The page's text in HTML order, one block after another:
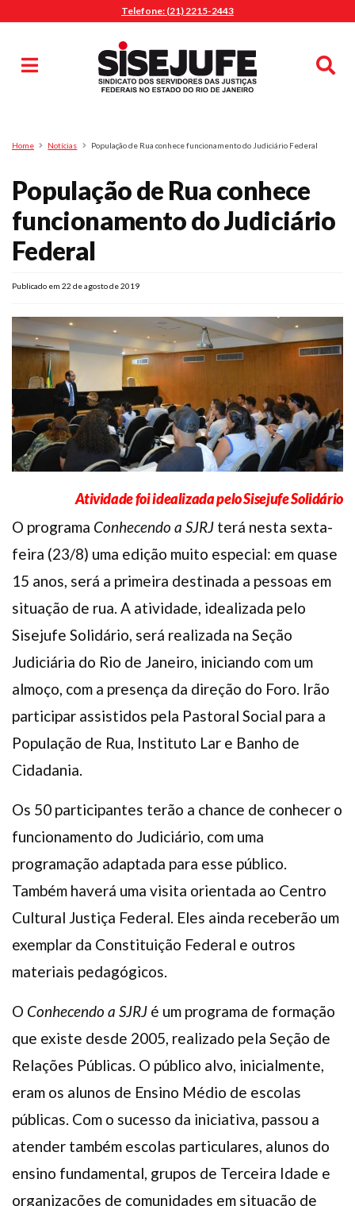
Telefone: (21) 2215-2443
Pesquisa
Home Notícias População de Rua conhece funcionamento do Judiciário Federal
População de Rua conhece
funcionamento do Judiciário
Federal
Publicado em 22 de agosto de 2019
Atividade foi idealizada pelo Sisejufe Solidário
O programa Conhecendo a SJRJ terá nesta sexta-
feira (23/8) uma edição muito especial: em quase
15 anos, será a primeira destinada a pessoas em
situação de rua. A atividade, idealizada pelo
Sisejufe Solidário, será realizada na Seção
Judiciária do Rio de Janeiro, iniciando com um
almoço, com a presença da direção do Foro. Irão
participar assistidos pela Pastoral Social para a
População de Rua, Instituto Lar e Banho de
Cidadania.
Os 50 participantes terão a chance de conhecer o
funcionamento do Judiciário, com uma
programação adaptada para esse público.
Também haverá uma visita orientada ao Centro
Cultural Justiça Federal. Eles ainda receberão um
exemplar da Constituição Federal e outros
materiais pedagógicos.
O Conhecendo a SJRJ é um programa de formação
que existe desde 2005, realizado pela Seção de
Relações Públicas. O público alvo, inicialmente,
eram os alunos de Ensino Médio de escolas
públicas. Com o sucesso da iniciativa, passou a
atender também escolas particulares, alunos do
ensino fundamental, grupos de Terceira Idade e
organizações de comunidades em situação de
MENU
Sindicalize-se
Diretoria
O Sindicato
Agenda
Casa do Alto
Sede Campestre
Gympass Wellhub
Seguro Auto
Plano de Saúde
Assistência Funeral
Pós-graduação
FacebookInstagramTwitter YoutubeTikTok Whatsapp